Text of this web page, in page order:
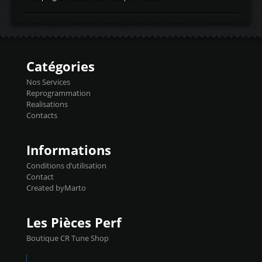
d'admissiontemp ex. pour atmo -30- 80°C
temperaturetemperature ldr moteurtemp
Injecteurs + Flashpro 1370€ TTC Le
précise et performante. Vous pourrez
basculer de la carto sans plomb à Ethanol à
l'aide du flashpro OPTION ECONOMIQUES
Reprog SP 98 sur le calculateur d'origine
450€ TTC Un gain d'environ 10cv et 15nm
Catégories
Nos Services
Reprogrammation
Realisations
Contacts
Informations
Conditions d’utilisation
Contact
Created byMarto
Les Pièces Perf
Boutique CR Tune Shop